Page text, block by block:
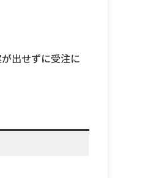
出せずに受注に